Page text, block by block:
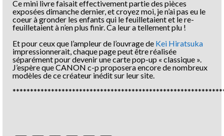
Ce mini livre faisait effectivement partie des pièces
exposées dimanche dernier, et croyez moi, je n’ai pas eu le
coeur à gronder les enfants qui le feuilletaient et le re-
feuilletaient à n’en plus finir. Ca leur a tellement plu !
Et pour ceux que l’ampleur de l’ouvrage de Kei Hiratsuka
impressionnerait, chaque page peut être réalisée
séparément pour devenir une carte pop-up « classique ».
J’espère que CANON c-p proposera encore de nombreux
modèles de ce créateur inédit sur leur site.